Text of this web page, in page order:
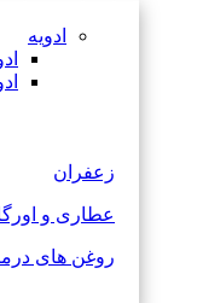
ادویه
زعفران
عطاری و
روغن های